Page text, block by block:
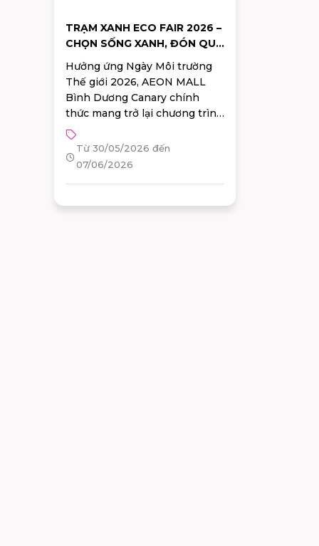
Watsons!
TRẠM XANH ECO FAIR 2026 –
CHỌN SỐNG XANH, ĐÓN QUÀ
CHẤT TẠI AEON MALL BÌNH
DƯƠNG CANARY
Hưởng ứng Ngày Môi trường
Thế giới 2026, AEON MALL
Bình Dương Canary chính
thức mang trở lại chương trình
Trạm Xanh ECO FAIR 2026 với
nhiều hoạt động ý nghĩa và
hàng ngàn phần quà hấp dẫn
Từ 30/05/2026 đến
07/06/2026